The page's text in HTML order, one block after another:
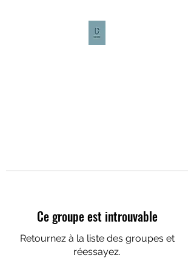
Ce groupe est introuvable
Retournez à la liste des groupes et
réessayez.